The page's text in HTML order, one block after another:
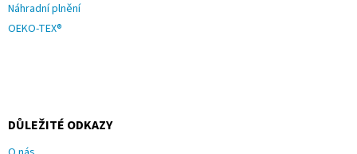
Náhradní plnění
OEKO-TEX®
DŮLEŽITÉ ODKAZY